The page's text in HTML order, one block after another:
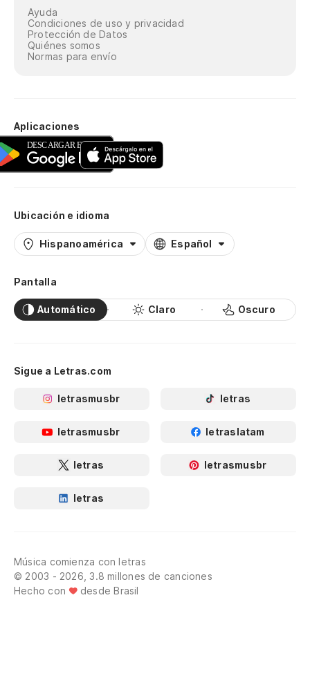
Ayuda
Condiciones de uso y privacidad
Protección de Datos
Quiénes somos
Normas para envío
Aplicaciones
Ubicación e idioma
Hispanoamérica Español
Pantalla
Automático Claro Oscuro
Sigue a Letras.com
letrasmusbr letras
letrasmusbr letraslatam
letras letrasmusbr
letras
Música comienza con letras
© 2003 - 2026, 3.8 millones de canciones
Hecho con
desde Brasil